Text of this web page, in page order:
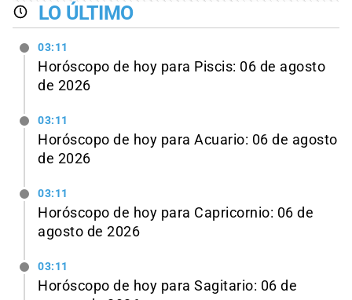
LO ÚLTIMO
03:11
Horóscopo de hoy para Piscis: 06 de agosto
de 2026
03:11
Horóscopo de hoy para Acuario: 06 de agosto
de 2026
03:11
Horóscopo de hoy para Capricornio: 06 de
agosto de 2026
03:11
Horóscopo de hoy para Sagitario: 06 de